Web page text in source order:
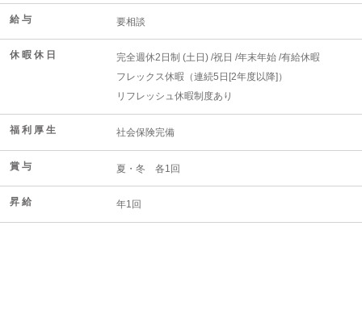
給 与 要相談
休 暇 休 日
完全週休2日制 (土日) /祝日 /年末年始 /有給休暇
フレックス休暇（連続5日[2年度以降]）
リフレッシュ休暇制度あり
福 利 厚 生 社会保険完備
賞 与 夏・冬 各1回
昇 給 年1回